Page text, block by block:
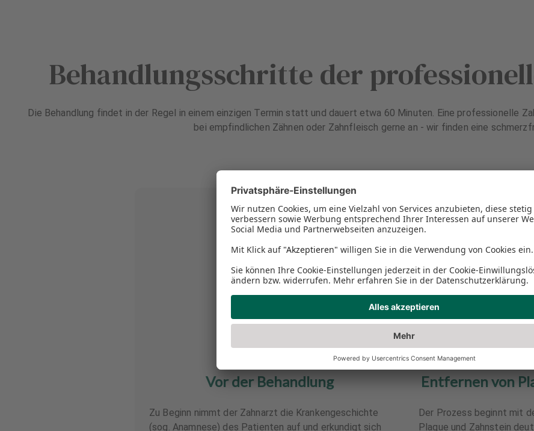
Behandlungsschritte der
Die Behandlung findet in der Regel in einem einzigen Termin statt und dauert etwa 60 Minuten. Eine professionelle
bei empfindlichen Zähnen oder Zahnfleisch gerne an - wir finden eine
Vor der Behandlung
Zu Beginn nimmt der Zahnarzt die Krankengeschichte
(sog. Anamnese) des Patienten auf und erkundigt sich
Entfernen von
Der Prozess beginnt mit
Plaque und Zahnstein